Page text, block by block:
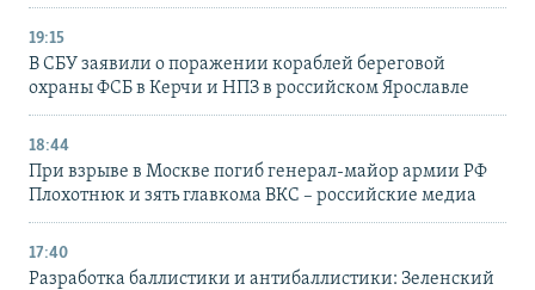
19:15
В СБУ заявили о поражении кораблей береговой
охраны ФСБ в Керчи и НПЗ в российском Ярославле
18:44
При взрыве в Москве погиб генерал-майор армии РФ
Плохотнюк и зять главкома ВКС – российские медиа
17:40
Разработка баллистики и антибаллистики: Зеленский